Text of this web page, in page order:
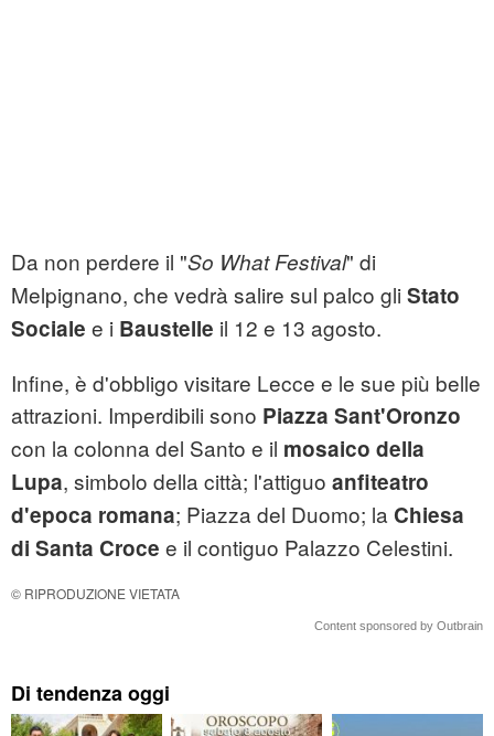
Da non perdere il "So What Festival" di
Melpignano, che vedrà salire sul palco gli Stato
Sociale e i Baustelle il 12 e 13 agosto.
Infine, è d'obbligo visitare Lecce e le sue più belle
attrazioni. Imperdibili sono Piazza Sant'Oronzo
con la colonna del Santo e il mosaico della
Lupa, simbolo della città; l'attiguo anfiteatro
d'epoca romana; Piazza del Duomo; la Chiesa
di Santa Croce e il contiguo Palazzo Celestini.
© RIPRODUZIONE VIETATA
Content sponsored by Outbrain
Di tendenza oggi